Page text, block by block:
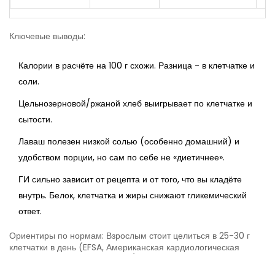
Ключевые выводы:
Калории в расчёте на 100 г схожи. Разница - в клетчатке и
соли.
Цельнозерновой/ржаной хлеб выигрывает по клетчатке и
сытости.
Лаваш полезен низкой солью (особенно домашний) и
удобством порции, но сам по себе не «диетичнее».
ГИ сильно зависит от рецепта и от того, что вы кладёте
внутрь. Белок, клетчатка и жиры снижают гликемический
ответ.
Ориентиры по нормам: Взрослым стоит целиться в 25-30 г
клетчатки в день (EFSA, Американская кардиологическая